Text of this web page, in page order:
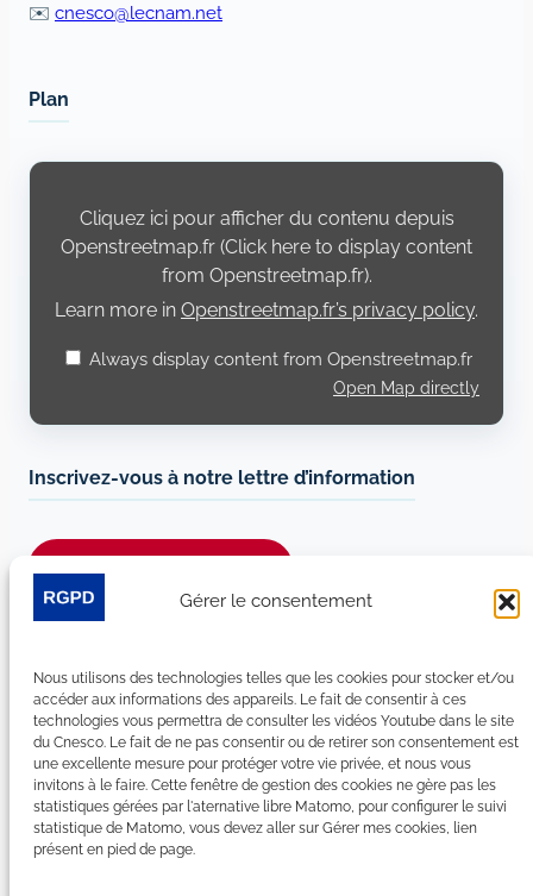
Gérer le consentement
Nous utilisons des technologies telles que les cookies pour stocker et/ou
accéder aux informations des appareils. Le fait de consentir à ces
technologies vous permettra de consulter les vidéos Youtube dans le site
du Cnesco. Le fait de ne pas consentir ou de retirer son consentement est
une excellente mesure pour protéger votre vie privée, et nous vous
invitons à le faire. Cette fenêtre de gestion des cookies ne gère pas les
statistiques gérées par l'aternative libre Matomo, pour configurer le suivi
statistique de Matomo, vous devez aller sur Gérer mes cookies, lien
présent en pied de page.
✉️ cnesco@lecnam.net
Plan
Display
Openstreetmap.fr
Cliquez ici pour afficher du contenu depuis
Openstreetmap.fr (Click here to display content
from Openstreetmap.fr).
Learn more in Openstreetmap.fr’s privacy policy.
Always display content from Openstreetmap.fr
Open Map directly
Inscrivez-vous à notre lettre d’information
LinkedIn
YouTube
Facebook
Bluesky
Plan du site